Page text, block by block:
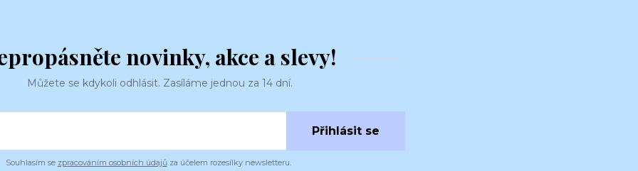
novinky, akce a slevy!
Můžete se kdykoli odhlásit. Zasíláme jednou za 14 dní.
Přihlásit se
Souhlasím se zpracováním osobních údajůza účelem rozesílky newsletteru.